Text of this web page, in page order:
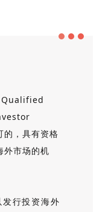
Qualified
，具有资格
外市场的机
行投资海外